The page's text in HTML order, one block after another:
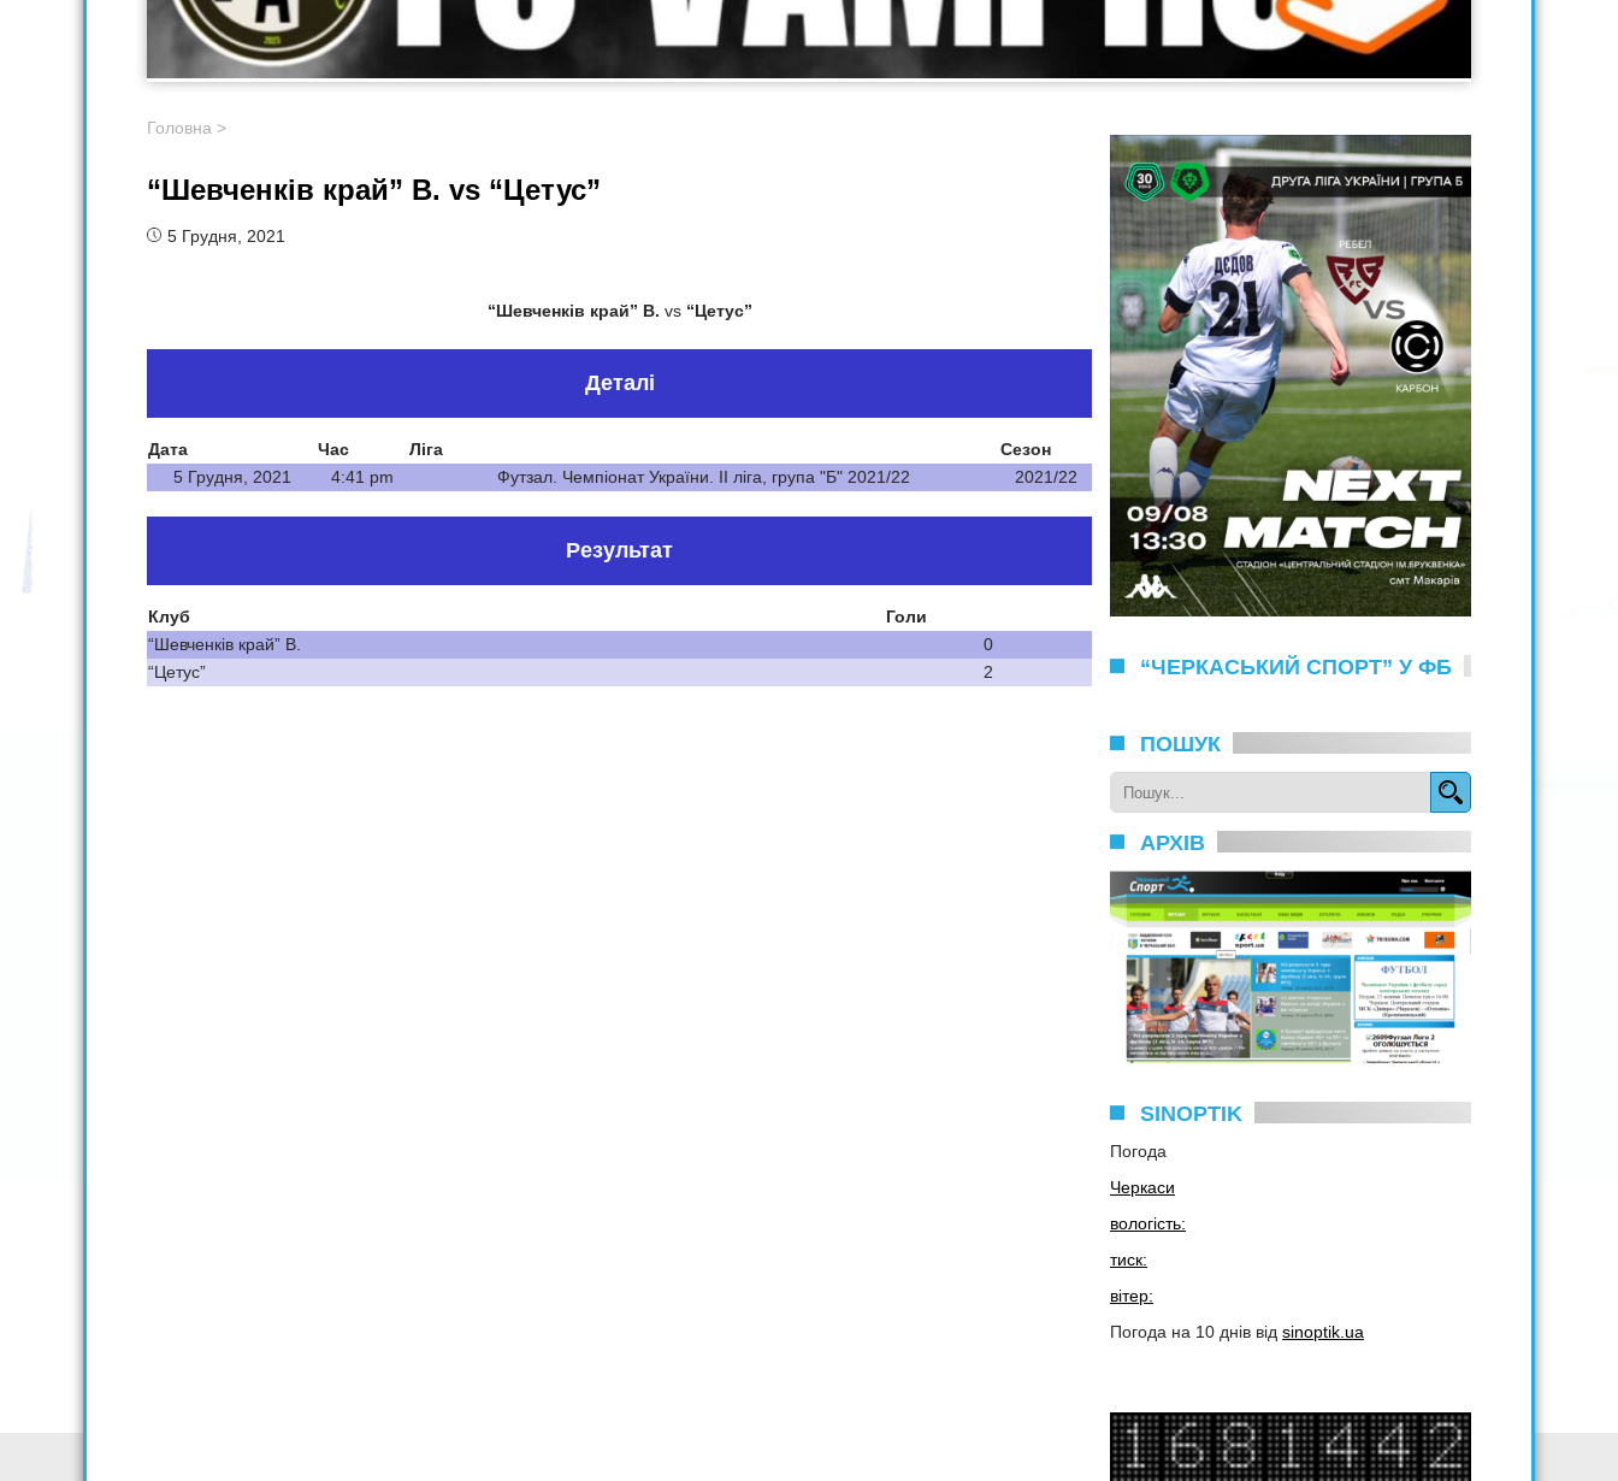
Головна >
“Шевченків край” В. vs “Цетус”
5 Грудня, 2021
“Шевченків край” В. vs “Цетус”
Деталі
Дата Час Ліга
Сезон
5 Грудня, 2021
4:41 pm Футзал. Чемпіонат України. ІІ ліга, група "Б" 2021/22 2021/22
Результат
Клуб
Голи
“Шевченків край” В.
0
“Цетус”
2 “ЧЕРКАСЬКИЙ СПОРТ” У ФБ
ПОШУК
АРХІВ
SINOPTIK
Погода
Черкаси
вологість:
тиск:
вітер:
Погода на 10 днів від sinoptik.ua